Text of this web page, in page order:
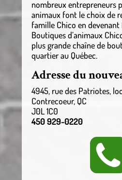
nombreux entrepreneurs
animaux font le choix de
famille Chico en devenant
Boutiques d’animaux
plus grande chaîne de
quartier au Québec.
Adresse du
4945, rue des Patriotes,
Contrecoeur, QC
J0L 1C0
450 929-0220